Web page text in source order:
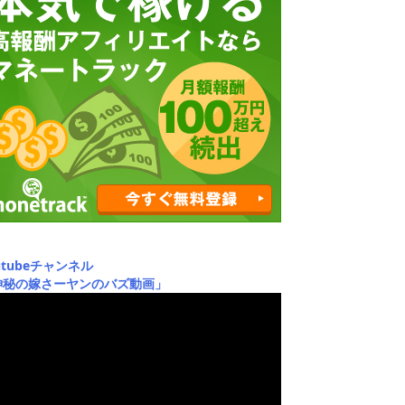
チャンネル
の嫁さーヤンのバズ動画」